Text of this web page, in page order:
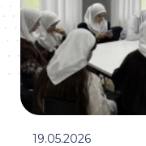
19.05.2026